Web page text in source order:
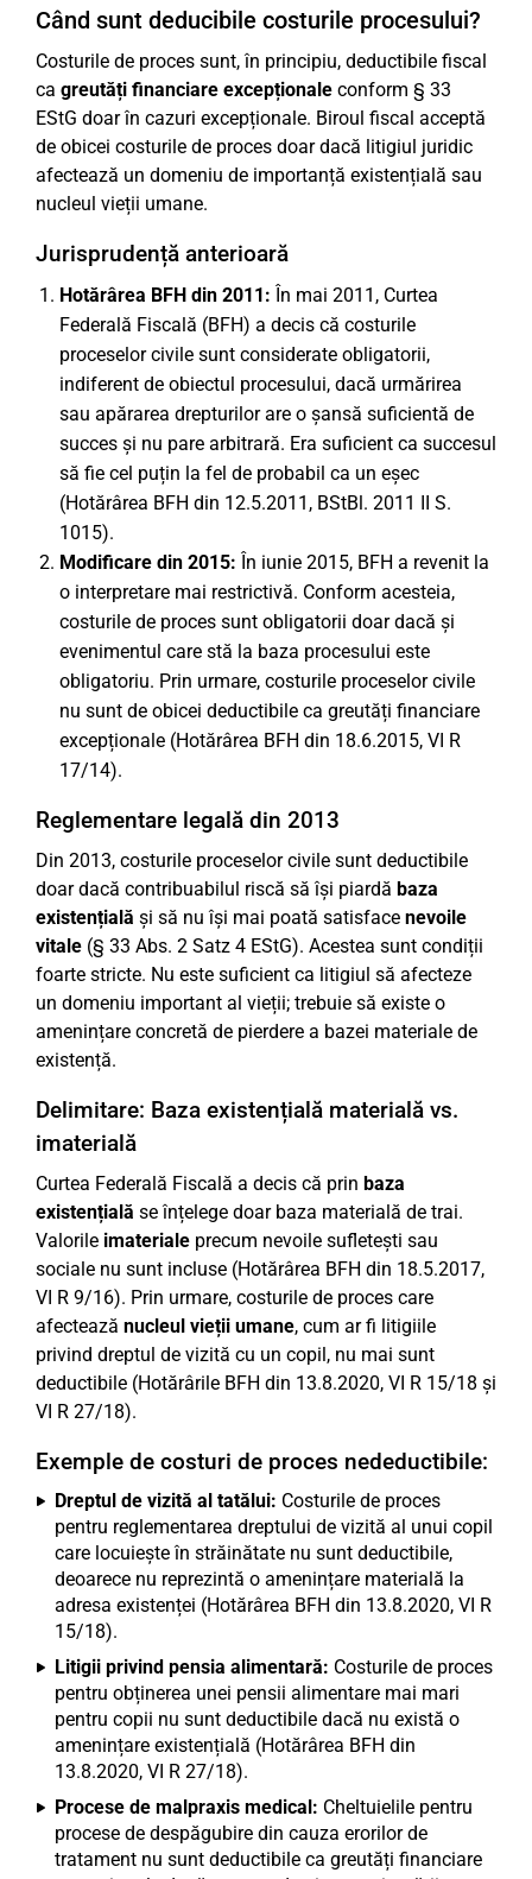
Când sunt deducibile costurile procesului?
Costurile de proces sunt, în principiu, deductibile fiscal
ca greutăți financiare excepționale conform § 33
EStG doar în cazuri excepționale. Biroul fiscal acceptă
de obicei costurile de proces doar dacă litigiul juridic
afectează un domeniu de importanță existențială sau
nucleul vieții umane.
Jurisprudență anterioară
Hotărârea BFH din 2011: În mai 2011, Curtea
Federală Fiscală (BFH) a decis că costurile
proceselor civile sunt considerate obligatorii,
indiferent de obiectul procesului, dacă urmărirea
sau apărarea drepturilor are o șansă suficientă de
succes și nu pare arbitrară. Era suficient ca succesul
să fie cel puțin la fel de probabil ca un eșec
(Hotărârea BFH din 12.5.2011, BStBl. 2011 II S.
1015).
Modificare din 2015: În iunie 2015, BFH a revenit la
o interpretare mai restrictivă. Conform acesteia,
costurile de proces sunt obligatorii doar dacă și
evenimentul care stă la baza procesului este
obligatoriu. Prin urmare, costurile proceselor civile
nu sunt de obicei deductibile ca greutăți financiare
excepționale (Hotărârea BFH din 18.6.2015, VI R
17/14).
Reglementare legală din 2013
Din 2013, costurile proceselor civile sunt deductibile
doar dacă contribuabilul riscă să își piardă baza
existențială și să nu își mai poată satisface nevoile
vitale (§ 33 Abs. 2 Satz 4 EStG). Acestea sunt condiții
foarte stricte. Nu este suficient ca litigiul să afecteze
un domeniu important al vieții; trebuie să existe o
amenințare concretă de pierdere a bazei materiale de
existență.
Delimitare: Baza existențială materială vs.
imaterială
Curtea Federală Fiscală a decis că prin baza
existențială se înțelege doar baza materială de trai.
Valorile imateriale precum nevoile sufletești sau
sociale nu sunt incluse (Hotărârea BFH din 18.5.2017,
VI R 9/16). Prin urmare, costurile de proces care
afectează nucleul vieții umane, cum ar fi litigiile
privind dreptul de vizită cu un copil, nu mai sunt
deductibile (Hotărârile BFH din 13.8.2020, VI R 15/18 și
VI R 27/18).
Exemple de costuri de proces nedeductibile:
Dreptul de vizită al tatălui: Costurile de proces
pentru reglementarea dreptului de vizită al unui copil
care locuiește în străinătate nu sunt deductibile,
deoarece nu reprezintă o amenințare materială la
adresa existenței (Hotărârea BFH din 13.8.2020, VI R
15/18).
Litigii privind pensia alimentară: Costurile de proces
pentru obținerea unei pensii alimentare mai mari
pentru copii nu sunt deductibile dacă nu există o
amenințare existențială (Hotărârea BFH din
13.8.2020, VI R 27/18).
Procese de malpraxis medical: Cheltuielile pentru
procese de despăgubire din cauza erorilor de
tratament nu sunt deductibile ca greutăți financiare